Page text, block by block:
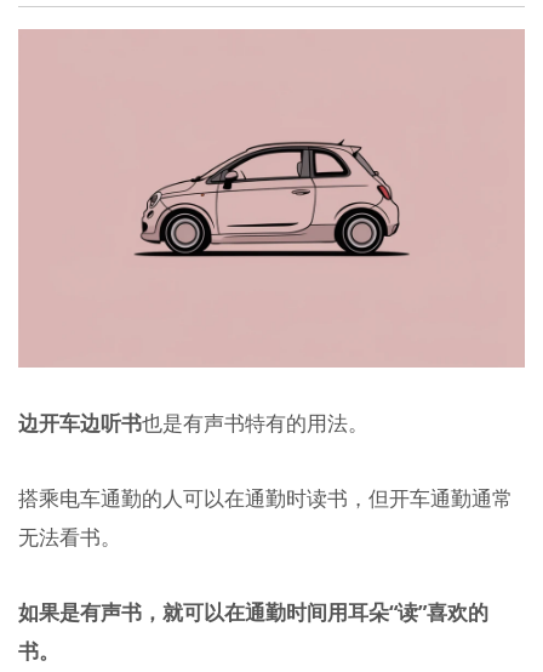
边开车边听书也是有声书特有的用法。
搭乘电车通勤的人可以在通勤时读书，但开车通勤通常
无法看书。
如果是有声书，就可以在通勤时间用耳朵“读”喜欢的
书。